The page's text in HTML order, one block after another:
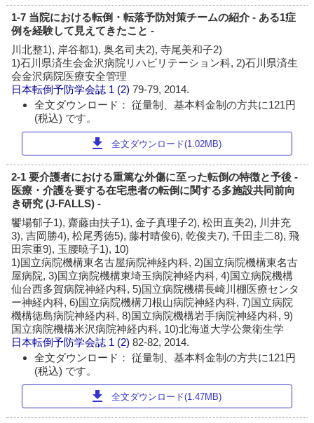
1-7 当院における転倒・転落予防対策チームの紹介 - ある1症
例を経験して見えてきたこと -
川北整1), 岸谷都1), 奥名司夫2), 寺尾美和子2)
1)石川県済生会金沢病院リハビリテーション科, 2)石川県済生
会金沢病院医療安全管理
日本転倒予防学会誌 1 (2)79-79, 2014.
全文ダウンロード： 従量制、基本料金制の方共に121円
(税込) です。
download 全文ダウンロード(1.02MB)
2-1 要介護者における重篤な外傷に至った転倒の特徴と予後 -
医療・介護を要する在宅患者の転倒に関する多施設共同前向
き研究 (J-FALLS) -
饗場郁子1), 齋藤由扶子1), 金子真理子2), 松田直美2), 川井充
3), 吉岡勝4), 松尾秀徳5), 藤村晴俊6), 乾俊夫7), 千田圭二8), 飛
田宗重9), 玉腰暁子1), 10)
1)国立病院機構東名古屋病院神経内科, 2)国立病院機構東名古
屋病院, 3)国立病院機構東埼玉病院神経内科, 4)国立病院機構
仙台西多賀病院神経内科, 5)国立病院機構長崎川棚医療センタ
ー神経内科, 6)国立病院機構刀根山病院神経内科, 7)国立病院
機構徳島病院神経内科, 8)国立病院機構岩手病院神経内科, 9)
国立病院機構米沢病院神経内科, 10)北海道大学公衆衛生学
日本転倒予防学会誌 1 (2)82-82, 2014.
全文ダウンロード： 従量制、基本料金制の方共に121円
(税込) です。
download 全文ダウンロード(1.47MB)